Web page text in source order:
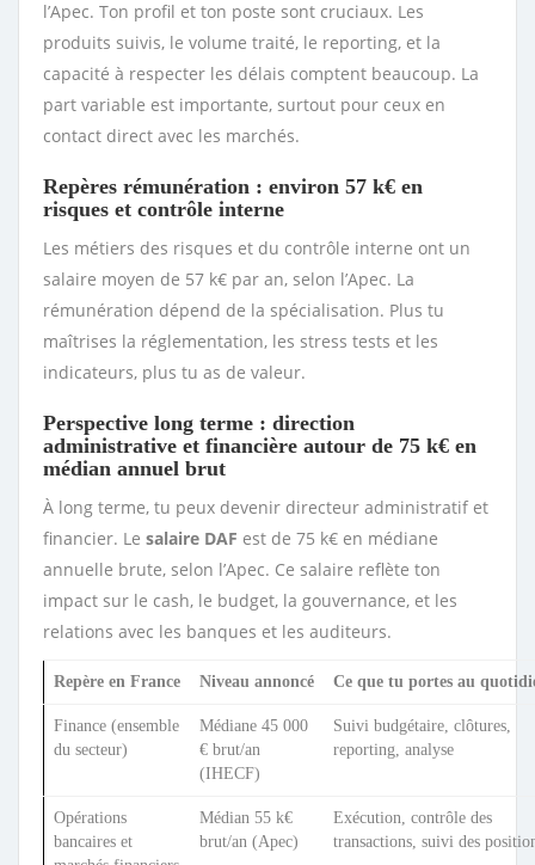
l’Apec. Ton profil et ton poste sont cruciaux. Les
produits suivis, le volume traité, le reporting, et la
capacité à respecter les délais comptent beaucoup. La
part variable est importante, surtout pour ceux en
contact direct avec les marchés.
Repères rémunération : environ 57 k€ en
risques et contrôle interne
Les métiers des risques et du contrôle interne ont un
salaire moyen de 57 k€ par an, selon l’Apec. La
rémunération dépend de la spécialisation. Plus tu
maîtrises la réglementation, les stress tests et les
indicateurs, plus tu as de valeur.
Perspective long terme : direction
administrative et financière autour de 75 k€ en
médian annuel brut
À long terme, tu peux devenir directeur administratif et
financier. Le salaire DAF est de 75 k€ en médiane
annuelle brute, selon l’Apec. Ce salaire reflète ton
impact sur le cash, le budget, la gouvernance, et les
relations avec les banques et les auditeurs.
Repère en France Niveau annoncé Ce que tu portes au
Finance (ensemble
du secteur)
Médiane 45 000
€ brut/an
(IHECF)
Suivi budgétaire, clôtures,
reporting, analyse
Opérations
bancaires et
Médian 55 k€
brut/an (Apec)
Exécution, contrôle des
transactions, suivi des